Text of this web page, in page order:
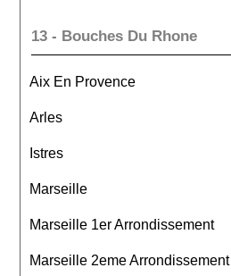
13 - Bouches Du Rhone
Aix En Provence
Arles
Istres
Marseille
Marseille 1er Arrondissement
Marseille 2eme Arrondissement